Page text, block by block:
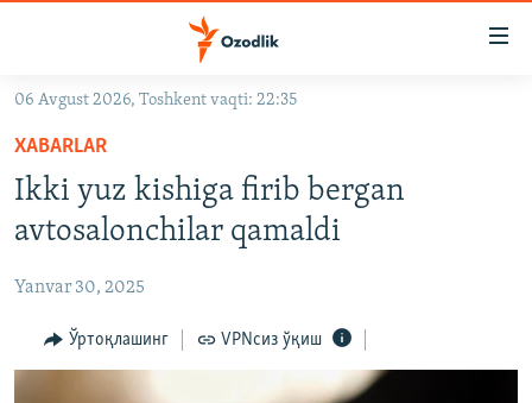
Асосий
навигацияга
ўтинг
Қидиришга
OZODVIDEO
OZODARXIV
На русском
ИЖТИМОИЙ ТАРМОҚЛАР
06 Avgust 2026, Toshkent vaqti: 22:35
XABARLAR
Ikki yuz kishiga firib bergan
avtosalonchilar qamaldi
Yanvar 30, 2025
Ўртоқлашинг VPNсиз ўқиш